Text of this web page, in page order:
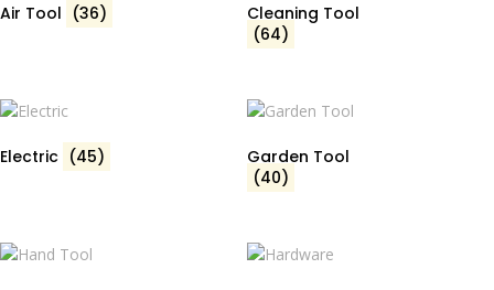
Air Tool (36)
Cleaning Tool
(64)
Electric (45)
Garden Tool
(40)